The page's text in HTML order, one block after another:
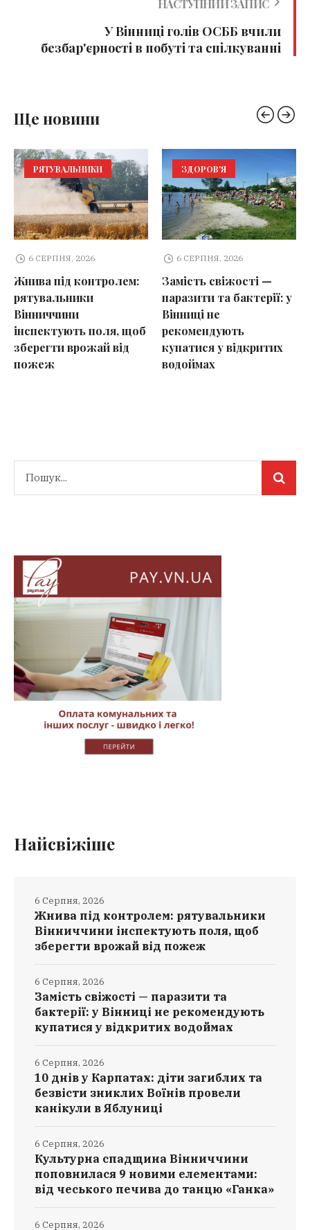
НАСТУПНИЙ ЗАПИС
У Вінниці голів ОСББ вчили
безбар'єрності в побуті та спілкуванні
Ще новини
РЯТУВАЛЬНИКИ
6 СЕРПНЯ, 2026
Жнива під контролем:
рятувальники
Вінниччини
інспектують поля, щоб
зберегти врожай від
пожеж
ЗДОРОВ'Я
6 СЕРПНЯ, 2026
Замість свіжості —
паразити та бактерії: у
Вінниці не
рекомендують
купатися у відкритих
водоймах
Найсвіжіше
Жнива під контролем: рятувальники
Вінниччини інспектують поля, щоб
зберегти врожай від пожеж
6 Серпня, 2026
Замість свіжості — паразити та
бактерії: у Вінниці не рекомендують
купатися у відкритих водоймах
6 Серпня, 2026
10 днів у Карпатах: діти загиблих та
безвісти зниклих Воїнів провели
канікули в Яблуниці
6 Серпня, 2026
Культурна спадщина Вінниччини
поповнилася 9 новими елементами:
від чеського печива до танцю «Ганка»
6 Серпня, 2026
6 Серпня, 2026